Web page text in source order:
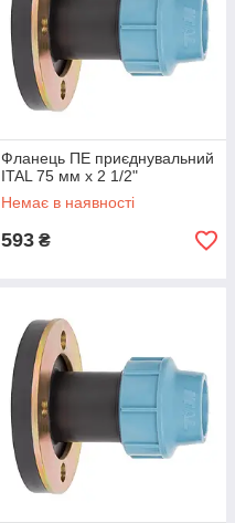
Фланець ПЕ приєднувальний
ITAL 75 мм х 2 1/2"
Немає в наявності
593 ₴